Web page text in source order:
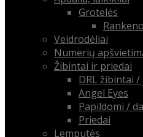
Grotelės
Veidrodėliai
Numerių
Žibintai ir priedai
DRL žibintai
Angel Eyes
Papildomi /
Priedai
Lemputės